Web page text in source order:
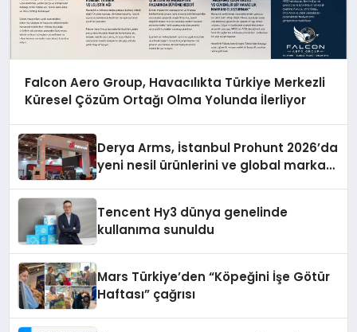
Falcon Aero Group, Havacılıkta Türkiye Merkezli
Küresel Çözüm Ortağı Olma Yolunda İlerliyor
Derya Arms, İstanbul Prohunt 2026’da
yeni nesil ürünlerini ve global marka
Tencent Hy3 dünya genelinde
kullanıma sunuldu
Mars Türkiye’den “Köpeğini İşe Götür
Haftası” çağrısı